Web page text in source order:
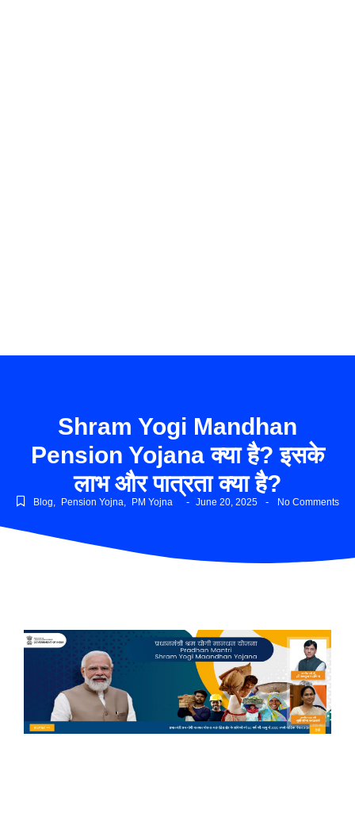
Shram Yogi Mandhan
Pension Yojana क्या है? इसके
लाभ और पात्रता क्या है?
Blog Pension Yojna PM Yojna - June 20, 2025 - No Comments